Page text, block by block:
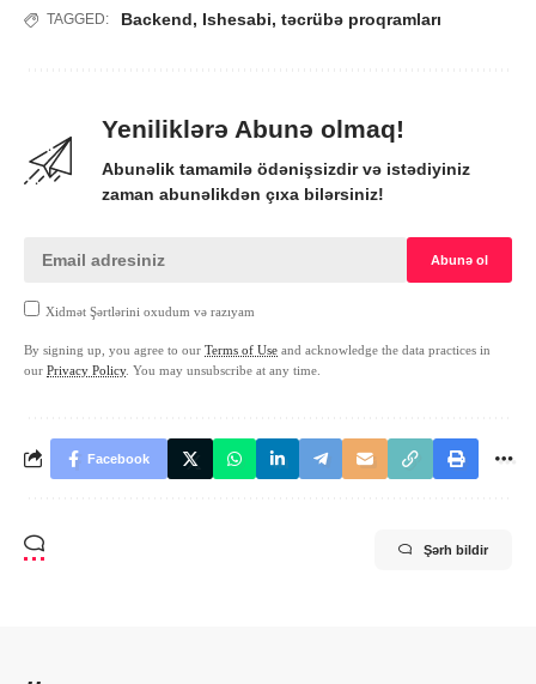
TAGGED: Backend, Ishesabi, təcrübə proqramları
Yeniliklərə Abunə olmaq!
Abunəlik tamamilə ödənişsizdir və istədiyiniz
zaman abunəlikdən çıxa bilərsiniz!
Xidmət Şərtlərini oxudum və razıyam
By signing up, you agree to our Terms of Use and acknowledge the data practices in
our Privacy Policy. You may unsubscribe at any time.
Facebook
Şərh bildir